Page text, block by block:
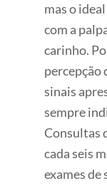
mas o
com a
carinho.
percepção
sinais
sempre
Consultas
cada seis
exames de